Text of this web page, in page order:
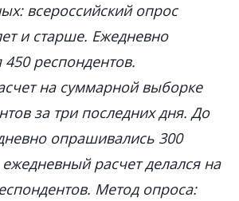
всероссийский опрос
и старше. Ежедневно
респондентов.
на суммарной выборке
за три последних дня. До
опрашивались 300
расчет делался на
Метод опроса: